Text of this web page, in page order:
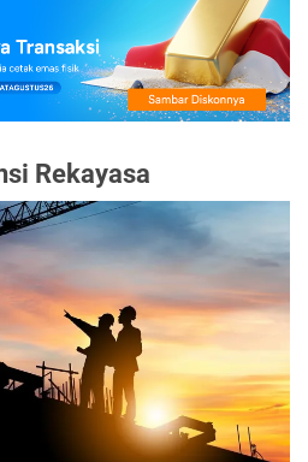
Rekayasa